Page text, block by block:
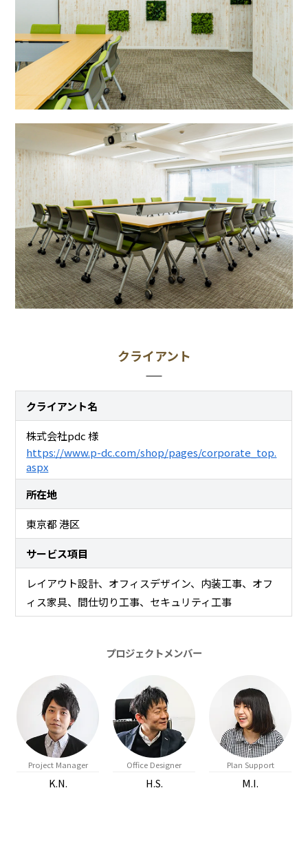
クライアント
クライアント名
株式会社pdc 様
https://www.p-dc.com/shop/pages/corporate_top.
aspx
所在地
東京都 港区
サービス項目
レイアウト設計 オフィスデザイン 内装工事
オフ
ィス家具
間仕切り工事 セキュリティ工事
Project Manager
K.N.
Office Designer
H.S.
Plan Support
M.I.